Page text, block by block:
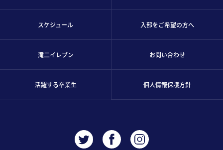
スケジュール
滝二イレブン
活躍する卒業生
入部をご希望の方へ
お問い合わせ
個人情報保護方針